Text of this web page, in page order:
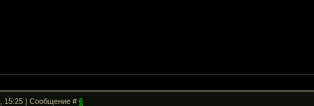
15:25 | Сообщение #6